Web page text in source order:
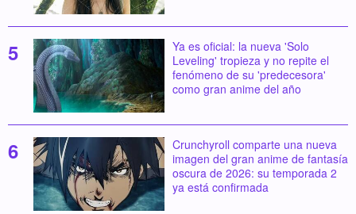
Ya es oficial: la nueva 'Solo
Leveling' tropieza y no repite el
fenómeno de su 'predecesora'
como gran anime del año
Crunchyroll comparte una nueva
imagen del gran anime de fantasía
oscura de 2026: su temporada 2
ya está confirmada